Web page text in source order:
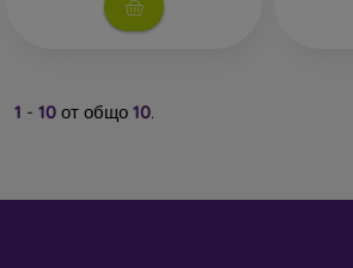
1 - 10 от общо 10.